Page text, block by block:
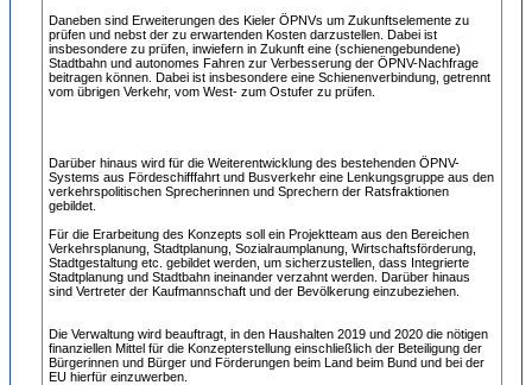
Daneben sind Erweiterungen des Kieler ÖPNVs um Zukunftselemente zu
prüfen und nebst der zu erwartenden Kosten darzustellen. Dabei ist
insbesondere zu prüfen, inwiefern in Zukunft eine (schienengebundene)
Stadtbahn und autonomes Fahren zur Verbesserung der ÖPNV-Nachfrage
beitragen können. Dabei ist insbesondere eine Schienenverbindung, getrennt
vom übrigen Verkehr, vom West- zum Ostufer zu prüfen.
Darüber hinaus wird für die Weiterentwicklung des bestehenden ÖPNV-
Systems aus Fördeschifffahrt und Busverkehr eine Lenkungsgruppe aus den
verkehrspolitischen Sprecherinnen und Sprechern der Ratsfraktionen
gebildet.
Für die Erarbeitung des Konzepts soll ein Projektteam aus den Bereichen
Verkehrsplanung, Stadtplanung, Sozialraumplanung, Wirtschaftsförderung,
Stadtgestaltung etc. gebildet werden, um sicherzustellen, dass Integrierte
Stadtplanung und Stadtbahn ineinander verzahnt werden. Darüber hinaus
sind Vertreter der Kaufmannschaft und der Bevölkerung einzubeziehen.
Die Verwaltung wird beauftragt, in den Haushalten 2019 und 2020 die nötigen
finanziellen Mittel für die Konzepterstellung einschließlich der Beteiligung der
Bürgerinnen und Bürger und Förderungen beim Land beim Bund und bei der
EU hierfür einzuwerben.